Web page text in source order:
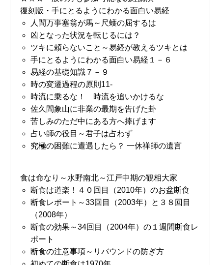
復刻版・手にとるようにわかる面白い易経
人間万事塞翁が馬～尺蠖の屈するは
凶となった状況を転じるには？
ツキに頼らないこと～易経が教えるツキとは
手にとるようにわかる面白い易経１－６
易経の基礎知識７－９
時の変遷過程の原則11-
時流に乗るな！ 時流を追いかけるな
佐久間象山に非業の最期を告げた卦
苦しみのただ中にある方へ捧げます
占い師の役目～君子は占わず
究極の困難に遭遇したら？ 一休禅師の遺言
食は命なり～水野南北～江戸中期の観相大家
断食は道楽！４０回目（2010年）のお盆断食
断食レポート～33回目（2003年）と３８回目
（2008年）
断食の効果～34回目（2004年）の１週間断食レ
ポート
断食の注意事項～リバウンドの防ぎ方